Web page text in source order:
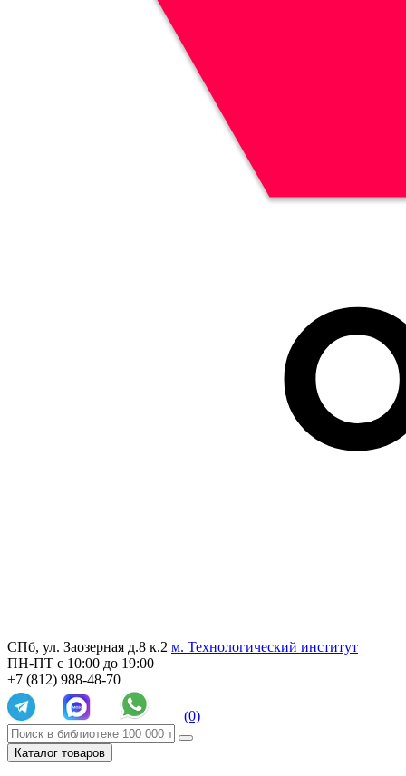
СПб, ул. Заозерная д.8 к.2 м. Технологический институт
ПН-ПТ с 10:00 до 19:00
+7 (812) 988-48-70
(0)
Каталог товаров